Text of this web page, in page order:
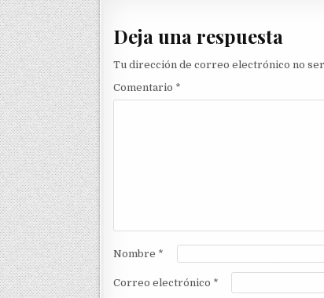
Deja una respuesta
Tu dirección de correo electrónico no
Comentario *
Nombre *
Correo electrónico *